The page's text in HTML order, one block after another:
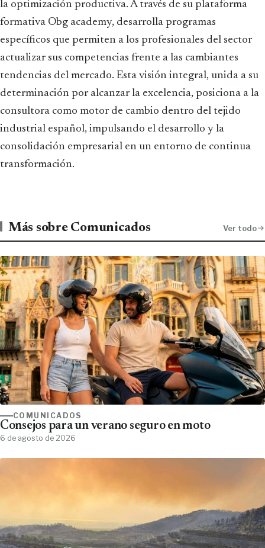
la optimización productiva. A través de su plataforma
formativa Obg academy, desarrolla programas
específicos que permiten a los profesionales del sector
actualizar sus competencias frente a las cambiantes
tendencias del mercado. Esta visión integral, unida a su
determinación por alcanzar la excelencia, posiciona a la
consultora como motor de cambio dentro del tejido
industrial español, impulsando el desarrollo y la
consolidación empresarial en un entorno de continua
transformación.
Más sobre Comunicados Ver todo
COMUNICADOS
Consejos para un verano seguro en moto
6 de agosto de 2026